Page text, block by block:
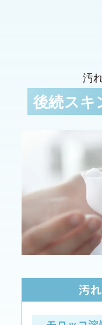
汚
後続スキ